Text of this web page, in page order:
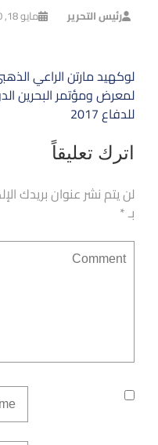
رئيس التحرير مايو 18, 2020
تصفّح
المقالات
لوكهيد مارتن الراعي
لمعرض ومؤتمر البحرين
للدفاع 2017
اترك تعليقاً
لن يتم نشر عنوان بريدك
بـ*